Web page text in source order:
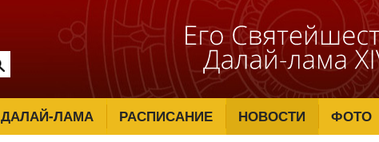
ДАЛАЙ-ЛАМА РАСПИСАНИЕ НОВОСТИ ФОТО